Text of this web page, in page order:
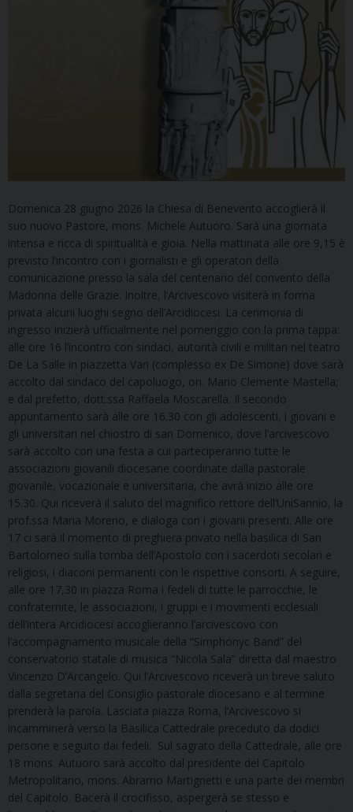
Domenica 28 giugno 2026 la Chiesa di Benevento accoglierà il
suo nuovo Pastore, mons. Michele Autuoro. Sarà una giornata
intensa e ricca di spiritualità e gioia. Nella mattinata alle ore 9,15 è
previsto l’incontro con i giornalisti e gli operatori della
comunicazione presso la sala del centenario del convento della
Madonna delle Grazie. Inoltre, l’Arcivescovo visiterà in forma
privata alcuni luoghi segno dell’Arcidiocesi. La cerimonia di
ingresso inizierà ufficialmente nel pomeriggio con la prima tappa:
alle ore 16 l’incontro con sindaci, autorità civili e militari nel teatro
De La Salle in piazzetta Vari (complesso ex De Simone) dove sarà
accolto dal sindaco del capoluogo, on. Mario Clemente Mastella;
e dal prefetto, dott.ssa Raffaela Moscarella. Il secondo
appuntamento sarà alle ore 16.30 con gli adolescenti, i giovani e
gli universitari nel chiostro di san Domenico, dove l’arcivescovo
sarà accolto con una festa a cui parteciperanno tutte le
associazioni giovanili diocesane coordinate dalla pastorale
giovanile, vocazionale e universitaria, che avrà inizio alle ore
15.30. Qui riceverà il saluto del magnifico rettore dell’UniSannio, la
prof.ssa Maria Moreno, e dialoga con i giovani presenti. Alle ore
17 ci sarà il momento di preghiera privato nella basilica di San
Bartolomeo sulla tomba dell’Apostolo con i sacerdoti secolari e
religiosi, i diaconi permanenti con le rispettive consorti. A seguire,
alle ore 17,30 in piazza Roma i fedeli di tutte le parrocchie, le
confraternite, le associazioni, i gruppi e i movimenti ecclesiali
dell’intera Arcidiocesi accoglieranno l’arcivescovo con
l’accompagnamento musicale della “Simphonyc Band” del
conservatorio statale di musica “Nicola Sala” diretta dal maestro
Vincenzo D’Arcangelo. Qui l’Arcivescovo riceverà un breve saluto
dalla segretaria del Consiglio pastorale diocesano e al termine
prenderà la parola. Lasciata piazza Roma, l’Arcivescovo si
incamminerà verso la Basilica Cattedrale preceduto da dodici
persone e seguito dai fedeli. Sul sagrato della Cattedrale, alle ore
18 mons. Autuoro sarà accolto dal presidente del Capitolo
Metropolitano, mons. Abramo Martignetti e una parte dei membri
del Capitolo. Bacerà il crocifisso, aspergerà se stesso e